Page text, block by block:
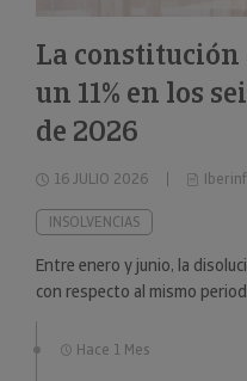
La constitución
un 11% en los
de 2026
16 JULIO 2026
INSOLVENCIAS
Entre enero y junio, la
con respecto al mismo
Hace 1 Mes